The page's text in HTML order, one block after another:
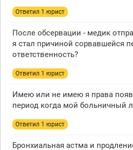
Ответил 1 юрист
После обсервации - медик
я стал причиной сорвавшейся
ответственность?
Ответил 1 юрист
Имею или не имею я права
период когда мой больничный
Ответил 1 юрист
Бронхиальная астма и